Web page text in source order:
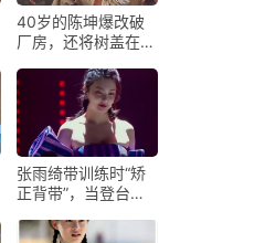
40岁的陈坤爆改破
厂房，还将树盖在房
禅意了
张雨绮带训练时“矫
正背带”，当登台表
了